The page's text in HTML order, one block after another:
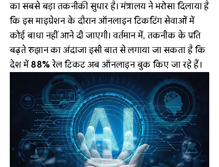
का सबसे बड़ा तकनीकी सुधार है। मंत्रालय ने भरोसा दिलाया है
कि इस माइग्रेशन के दौरान ऑनलाइन टिकटिंग सेवाओं में
कोई बाधा नहीं आने दी जाएगी। वर्तमान में, तकनीक के प्रति
बढ़ते रुझान का अंदाजा इसी बात से लगाया जा सकता है कि
देश में 88%रेल टिकट अब ऑनलाइन बुक किए जा रहे हैं।